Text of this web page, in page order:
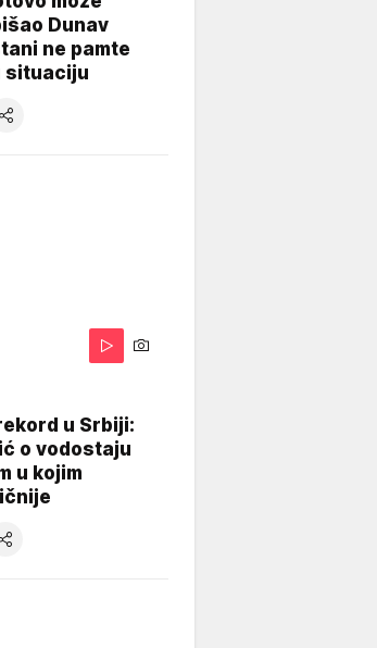
Dunav
ne pamte
situaciju
u Srbiji:
o vodostaju
u kojim